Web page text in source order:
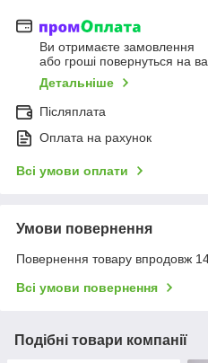
Ви отримаєте замовлення
або гроші повернуться на
Детальніше
Післяплата
Оплата на рахунок
Всі умови оплати
Умови повернення
Повернення товару впродовж
Всі умови повернення
Подібні товари компанії